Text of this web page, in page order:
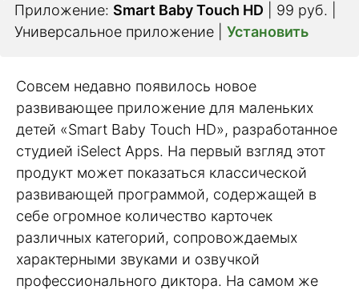
Приложение: Smart Baby Touch HD | 99 руб. |
Универсальное приложение | Установить
Совсем недавно появилось новое
развивающее приложение для маленьких
детей «Smart Baby Touch HD», разработанное
студией iSelect Apps. На первый взгляд этот
продукт может показаться классической
развивающей программой, содержащей в
себе огромное количество карточек
различных категорий, сопровождаемых
характерными звуками и озвучкой
профессионального диктора. На самом же